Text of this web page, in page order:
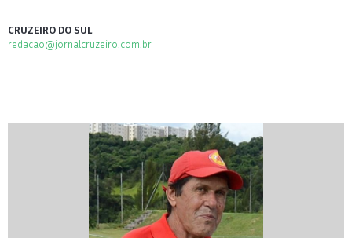
CRUZEIRO DO SUL
redacao@jornalcruzeiro.com.br